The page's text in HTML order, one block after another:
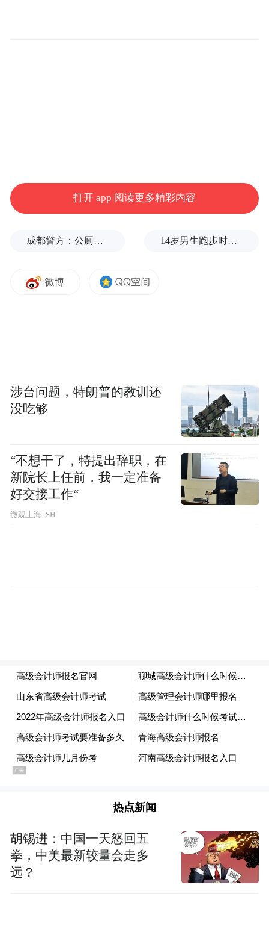
《主角》，以近半个世纪的生命跨度、一个
秦腔女演员沉浮半生的故事，给出了一种截
常烟火气息中冒出来的现实主义创作方式，
将现实主义文艺创作的核心落到实践，既是
口碑发酵热度攀升 真实之力跨越时代引热议
发源于三秦大地的秦腔，通过《主角》中胡
时吼出“他大舅他二舅都是他舅”的唱词，花
头，封潇潇、楚嘉禾在剧团刻苦练功的日
常，将地域特色、年代特质和生活的烟火紧
打开 app 阅读更多精彩内容
成都警方：公厕乱贴非法小广告，严查 14岁男生跑步时心脏骤停，后被鉴定为“器质性痴呆”，家属质疑校方失责
涉台问题，特朗普的教训还
没吃够
“不想干了，特提出辞职，在
新院长上任前，我一定准备
好交接工作“
微观上海_SH
热点新闻
胡锡进：中国一天怒回五
拳，中美最新较量会走多
远？